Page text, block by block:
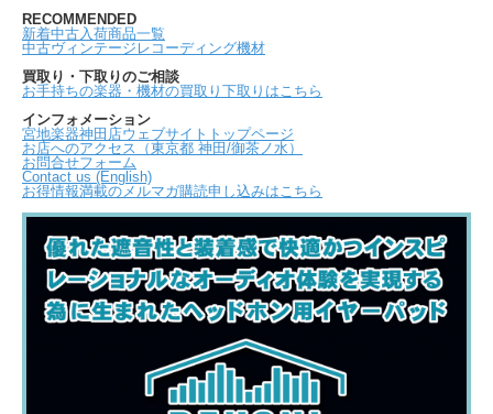
RECOMMENDED
新着中古入荷商品一覧
中古ヴィンテージレコーディング機材
買取り・下取りのご相談
お手持ちの楽器・機材の買取り下取りはこちら
インフォメーション
宮地楽器神田店ウェブサイトトップページ
お店へのアクセス（東京都 神田/御茶ノ水）
お問合せフォーム
Contact us (English)
お得情報満載のメルマガ購読申し込みはこちら